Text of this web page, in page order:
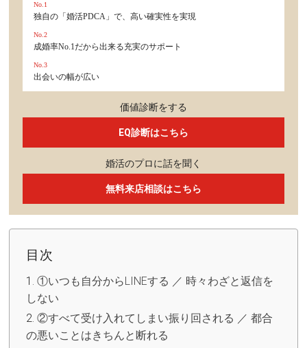
No.1
独自の「婚活PDCA」で、高い確実性を実現
No.2
成婚率No.1だから出来る充実のサポート
No.3
出会いの幅が広い
価値診断をする
EQ診断はこちら
婚活のプロに話を聞く
無料来店相談はこちら
目次
①いつも自分からLINEする ／ 時々わざと返信を
しない
②すべて受け入れてしまい振り回される ／ 都合
の悪いことはきちんと断れる